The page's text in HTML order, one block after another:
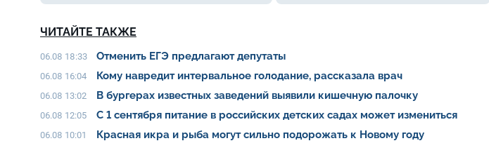
ЧИТАЙТЕ ТАКЖЕ
06.08 18:33 Отменить ЕГЭ предлагают депутаты
06.08 16:04 Кому навредит интервальное голодание, рассказала врач
06.08 13:02 В бургерах известных заведений выявили кишечную палочку
06.08 12:05 С 1 сентября питание в российских детских садах может измениться
06.08 10:01 Красная икра и рыба могут сильно подорожать к Новому году